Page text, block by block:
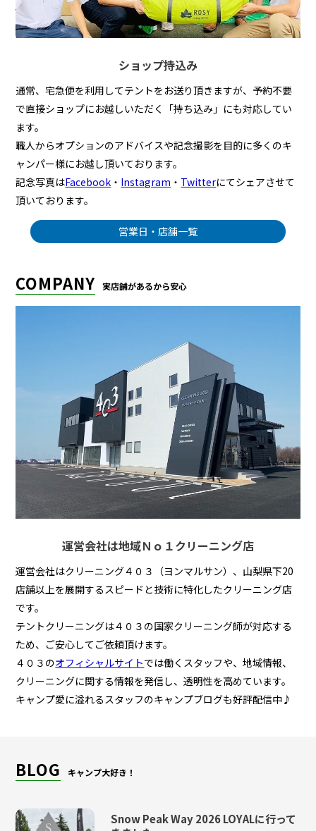
ショップ持込み
通常、宅急便を利用してテントをお送り頂きますが、予約不要
で直接ショップにお越しいただく「持ち込み」にも対応してい
ます。
職人からオプションのアドバイスや記念撮影を目的に多くのキ
ャンパー様にお越し頂いております。
記念写真はFacebook ・ Instagram ・ Twitterにてシェアさせて
頂いております。
営業日・店舗一覧
COMPANY 実店舗があるから安心
運営会社は地域Ｎｏ１クリーニング店
運営会社はクリーニング４０３（ヨンマルサン）、山梨県下20
店舗以上を展開するスピードと技術に特化したクリーニング店
です。
テントクリーニングは４０３の国家クリーニング師が対応する
ため、ご安心してご依頼頂けます。
４０３のオフィシャルサイトでは働くスタッフや、地域情報、
クリーニングに関する情報を発信し、透明性を高めています。
キャンプ愛に溢れるスタッフのキャンプブログも好評配信中♪
BLOG キャンプ大好き！
Snow Peak Way 2026 LOYALに行って